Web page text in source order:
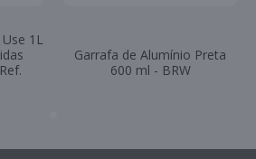
1L
Garrafa de Alumínio Preta
600 ml - BRW